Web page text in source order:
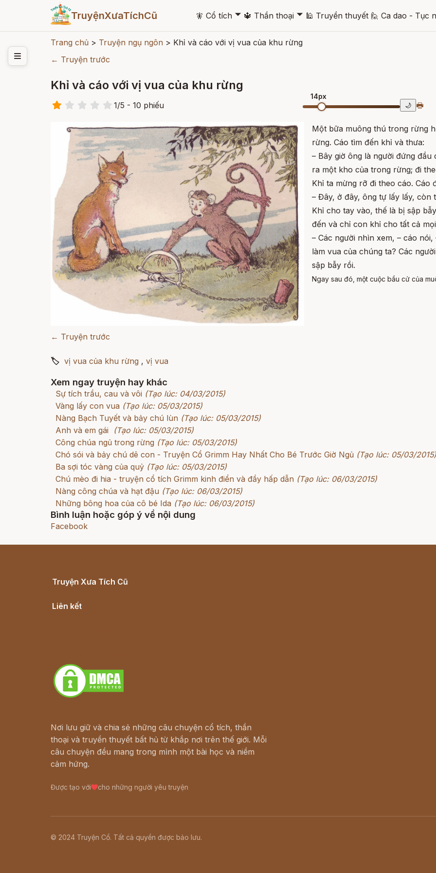
TruyệnXưaTíchCũ 🧚 Cổ tích 🞃 🔱 Thần thoại 🞃 🕌 Truyền thuyết 🙋 Ca dao - Tục
Trang chủ > Truyện ngụ ngôn > Khỉ và cáo với vị vua của khu rừng
← Truyện trước
Khỉ và cáo với vị vua của khu rừng
1/5 - 10 phiếu
14px
🌙 🖶
Một bữa muông thú trong rừng
rừng. Cáo tìm đến khỉ và thưa:
– Bây giờ ông là người đứng
ra một kho của trong rừng; đi
Khỉ ta mừng rỡ đi theo cáo. Cáo
– Đây, ở đây, ông tự lấy lấy,
Khỉ cho tay vào, thế là bị sập
đến và chỉ con khỉ cho tất cả
– Các người nhìn xem, – cáo
làm vua của chúng ta? Các
sập bẫy rồi.
Ngay sau đó, một cuộc bầu cử của
← Truyện trước
🏷 vị vua của khu rừng , vị vua
Xem ngay truyện hay khác
Sự tích trầu, cau và vôi (Tạo lúc: 04/03/2015)
Vàng lấy con vua (Tạo lúc: 05/03/2015)
Nàng Bạch Tuyết và bảy chú lùn (Tạo lúc: 05/03/2015)
Anh và em gái
(Tạo lúc: 05/03/2015)
Công chúa ngủ trong rừng (Tạo lúc: 05/03/2015)
Chó sói và bảy chú dê con - Truyện Cổ Grimm Hay Nhất Cho Bé Trước Giờ Ngủ (Tạo lúc: 05/03/2015)
Ba sợi tóc vàng của quỷ (Tạo lúc: 05/03/2015)
Chú mèo đi hia - truyện cổ tích Grimm kinh điển và đầy hấp dẫn (Tạo lúc: 06/03/2015)
Nàng công chúa và hạt đậu (Tạo lúc: 06/03/2015)
Những bông hoa của cô bé Ida (Tạo lúc: 06/03/2015)
Bình luận hoặc góp ý về nội dung
Facebook
Truyện Xưa Tích Cũ
Liên kết
Nơi lưu giữ và chia sẻ những câu chuyện cổ tích, thần
thoại và truyền thuyết bất hủ từ khắp nơi trên thế giới. Mỗi
câu chuyện đều mang trong mình một bài học và niềm
cảm hứng.
Được tạo với cho những người yêu truyện
© 2024 Truyện Cổ. Tất cả quyền được bảo lưu.